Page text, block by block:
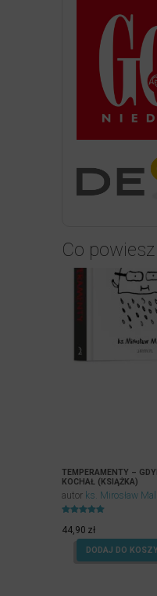
Co
TEMPERAMENTY –
KOCHAŁ (KSIĄŻKA)
autor ks. Mirosław
4.96
na 5.
44,90 zł
DODAJ DO